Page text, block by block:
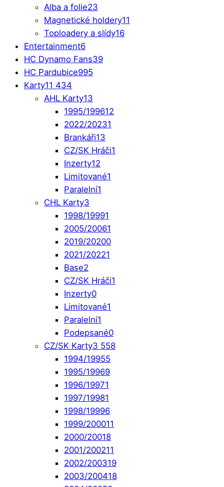
Alba a folie23
Magnetické holdery11
Toploadery a slídy16
Entertainment6
HC Dynamo Fans39
HC Pardubice995
Karty11 434
AHL Karty13
1995/199612
2022/20231
Brankáři13
CZ/SK Hráči1
Inzerty12
Limitované1
Paralelní1
CHL Karty3
1998/19991
2005/20061
2019/20200
2021/20221
Base2
CZ/SK Hráči1
Inzerty0
Limitované1
Paralelní1
Podepsané0
CZ/SK Karty3 558
1994/19955
1995/19969
1996/19971
1997/19981
1998/19996
1999/200011
2000/20018
2001/200211
2002/200319
2003/200418